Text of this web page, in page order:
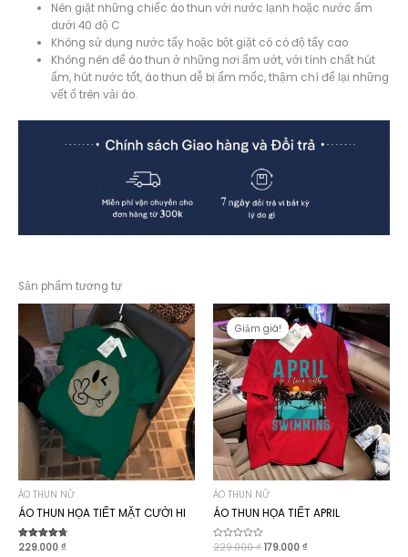
Nên giặt những chiếc áo thun với nước lạnh hoặc nước ấm
dưới 40 độ C
Không sử dụng nước tẩy hoặc bột giặt có có độ tẩy cao
Không nên để áo thun ở những nơi ẩm ướt, với tính chất hút
ẩm, hút nước tốt, áo thun dễ bị ẩm mốc, thậm chí để lại những
vết ố trên vải áo.
Sản phẩm tương tự
ÁO THUN NỮ
ÁO THUN HỌA TIẾT MẶT CƯỜI HI
Được xếp
229.000 ₫
Giảm giá!
Giảm giá!
ÁO THUN NỮ
ÁO THUN HỌA TIẾT APRIL
Được
229.000₫ Giá
179.000 ₫